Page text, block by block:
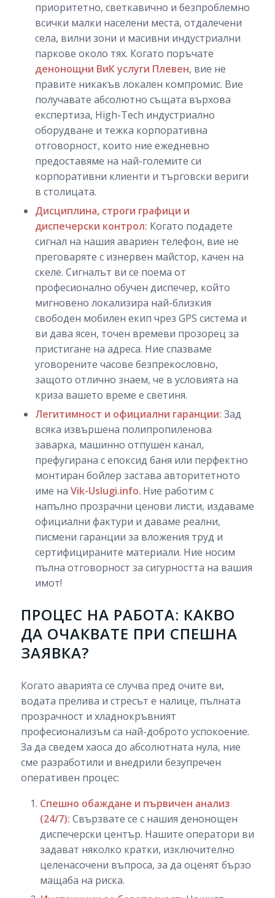
приоритетно, светкавично и безпроблемно
всички малки населени места, отдалечени
села, вилни зони и масивни индустриални
паркове около тях. Когато поръчате
денонощни ВиК услуги Плевен, вие не
правите никакъв локален компромис. Вие
получавате абсолютно същата върхова
експертиза, High-Tech индустриално
оборудване и тежка корпоративна
отговорност, които ние ежедневно
предоставяме на най-големите си
корпоративни клиенти и търговски вериги
в столицата.
Дисциплина, строги графици и
диспечерски контрол: Когато подадете
сигнал на нашия авариен телефон, вие не
преговаряте с изнервен майстор, качен на
скеле. Сигналът ви се поема от
професионално обучен диспечер, който
мигновено локализира най-близкия
свободен мобилен екип чрез GPS система и
ви дава ясен, точен времеви прозорец за
пристигане на адреса. Ние спазваме
уговорените часове безпрекословно,
защото отлично знаем, че в условията на
криза вашето време е светиня.
Легитимност и официални гаранции: Зад
всяка извършена полипропиленова
заварка, машинно отпушен канал,
префугирана с епоксид баня или перфектно
монтиран бойлер застава авторитетното
име на Vik-Uslugi.info. Ние работим с
напълно прозрачни ценови листи, издаваме
официални фактури и даваме реални,
писмени гаранции за вложения труд и
сертифицираните материали. Ние носим
пълна отговорност за сигурността на вашия
имот!
ПРОЦЕС НА РАБОТА: КАКВО
ДА ОЧАКВАТЕ ПРИ СПЕШНА
ЗАЯВКА?
Когато аварията се случва пред очите ви,
водата прелива и стресът е налице, пълната
прозрачност и хладнокръвният
професионализъм са най-доброто успокоение.
За да сведем хаоса до абсолютната нула, ние
сме разработили и внедрили безупречен
оперативен процес:
Спешно обаждане и първичен анализ
(24/7): Свързвате се с нашия денонощен
диспечерски център. Нашите оператори ви
задават няколко кратки, изключително
целенасочени въпроса, за да оценят бързо
мащаба на риска.